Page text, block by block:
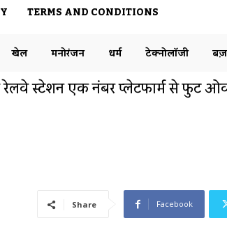
TERMS AND CONDITIONS
खेल मनोरंजन धर्म टेक्नोलॉजी
स्टेशन एक नंबर प्लेटफार्म से फुट
मंत्री अश्विनी वैष्णव ने आधार संवाद में
Share Facebook